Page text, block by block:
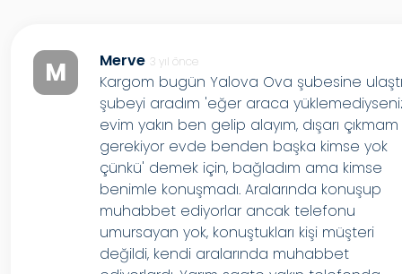
M Merve 3 yıl önce
Kargom bugün Yalova Ova şubesine
şubeyi aradım 'eğer araca
evim yakın ben gelip alayım, dışarı çıkmam
gerekiyor evde benden başka kimse yok
çünkü' demek için, bağladım ama kimse
benimle konuşmadı. Aralarında konuşup
muhabbet ediyorlar ancak telefonu
umursayan yok, konuştukları kişi müşteri
değildi, kendi aralarında muhabbet